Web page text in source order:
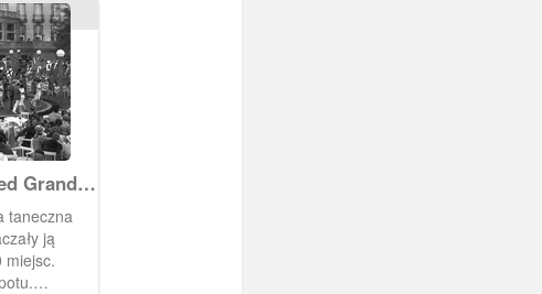
Grand
taneczna
ją
miejsc.